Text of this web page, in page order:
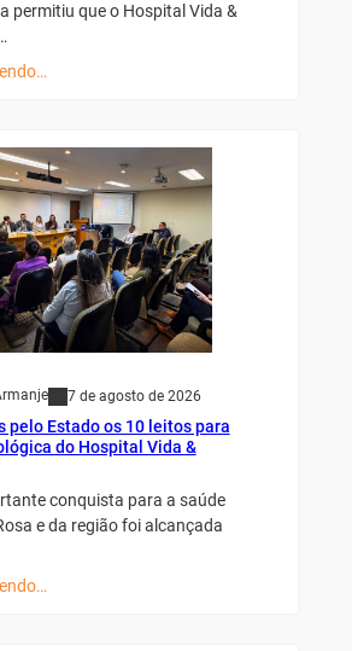
permitiu que o Hospital Vida &
7 de agosto de 2026
pelo Estado os 10 leitos para
do Hospital Vida &
conquista para a saúde
e da região foi alcançada